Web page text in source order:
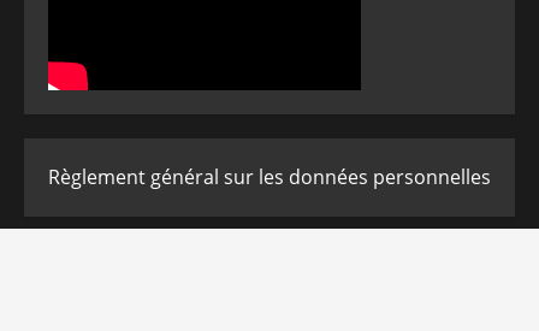
Règlement général sur les données personnelles